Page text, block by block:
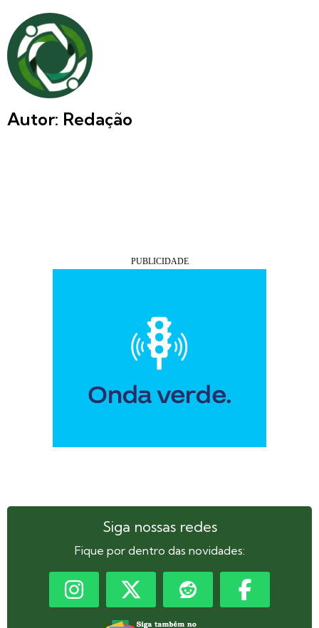
Autor: Redação
Siga nossas redes
Fique por dentro das novidades: